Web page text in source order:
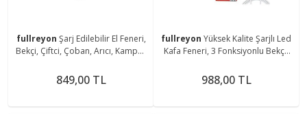
fullreyon Şarj Edilebilir El Feneri,
Bekçi, Çiftci, Çoban, Arıcı, Kampçı,
849,00 TL
fullreyon Yüksek Kalite Şarjlı Led
Kafa Feneri, 3 Fonksiyonlu Bekçi,
Feneri
988,00 TL